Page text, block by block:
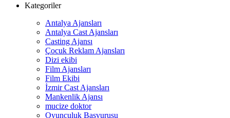
Kategoriler
Antalya Ajansları
Antalya Cast Ajansları
Casting Ajansı
Çocuk Reklam Ajansları
Dizi ekibi
Film Ajansları
Film Ekibi
İzmir Cast Ajansları
Mankenlik Ajansı
mucize doktor
Oyunculuk Başvurusu